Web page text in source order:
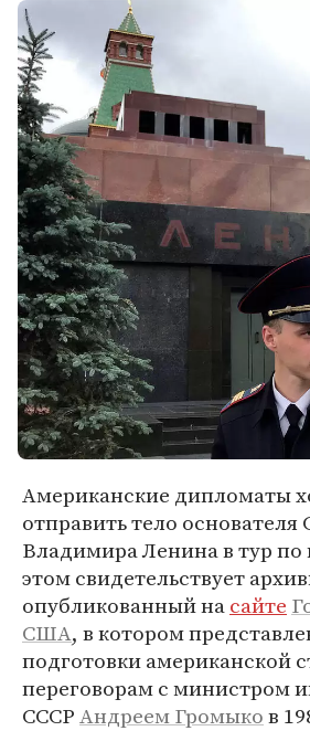
Американские дипломаты
отправить тело основателя
Владимира Ленина в тур
этом свидетельствует
опубликованный насайте
США, в котором
подготовки американской
переговорам с министром
СССРАндреем Громыков